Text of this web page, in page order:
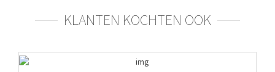
KLANTEN KOCHTEN OOK